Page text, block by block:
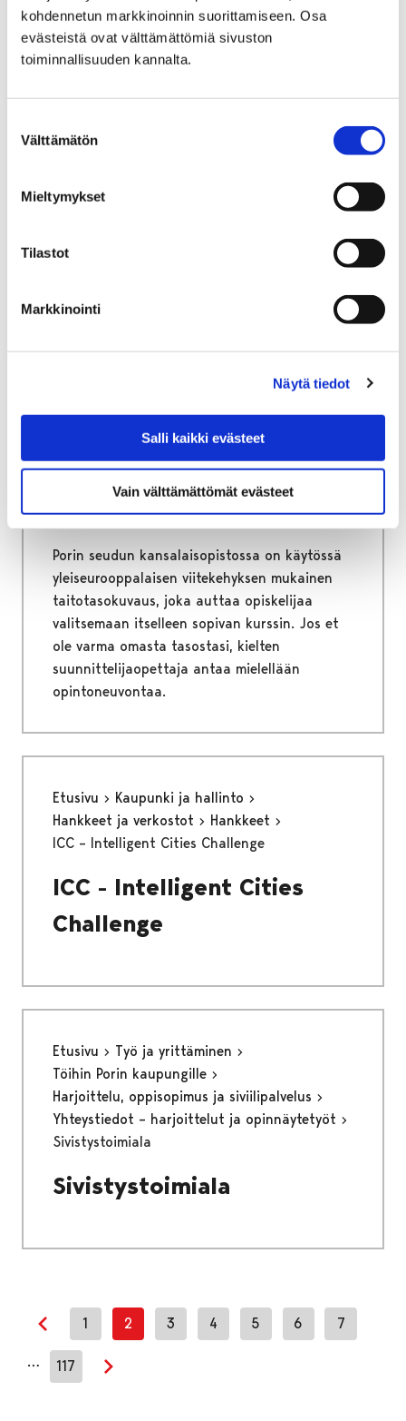
kohdennetun markkinoinnin suorittamiseen. Osa
evästeistä ovat välttämättömiä sivuston
toiminnallisuuden kannalta.
valinta
Välttämätön
Mieltymykset
Tilastot
Markkinointi
Näytä tiedot
Salli kaikki evästeet
Vain välttämättömät evästeet
Etusivu
Asuminen ja ympäristö
Porin Vesi, liikelaitos
Omistajan vaihdos
Etusivu
Opiskelu kansalaisopistossa
Kielten taitotasot
Kielten taitotasot
Porin seudun kansalaisopistossa on käytössä
yleiseurooppalaisen viitekehyksen mukainen
taitotasokuvaus, joka auttaa opiskelijaa
valitsemaan itselleen sopivan kurssin. Jos et
ole varma omasta tasostasi, kielten
suunnittelijaopettaja antaa mielellään
opintoneuvontaa.
Etusivu
Kaupunki ja hallinto
Hankkeet ja verkostot
Hankkeet
ICC – Intelligent Cities Challenge
ICC - Intelligent Cities
Challenge
Etusivu
Työ ja yrittäminen
Töihin Porin kaupungille
Harjoittelu, oppisopimus ja siviilipalvelus
Yhteystiedot – harjoittelut ja opinnäytetyöt
Sivistystoimiala
Sivistystoimiala
Edellinen sivu
1 2 3 4 5 6 7
… 117
Seuraava sivu